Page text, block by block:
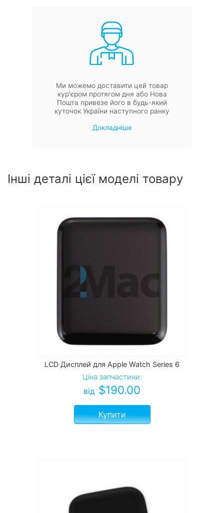
Ми можемо доставити цей товар
кур'єром протягом дня або Нова
Пошта привезе його в будь-який
куточок України наступного ранку
Докладніше
Інші деталі цієї моделі товару
LCD Дисплей для Apple Watch Series 6
Ціна запчастини:
від $190.00
Купити